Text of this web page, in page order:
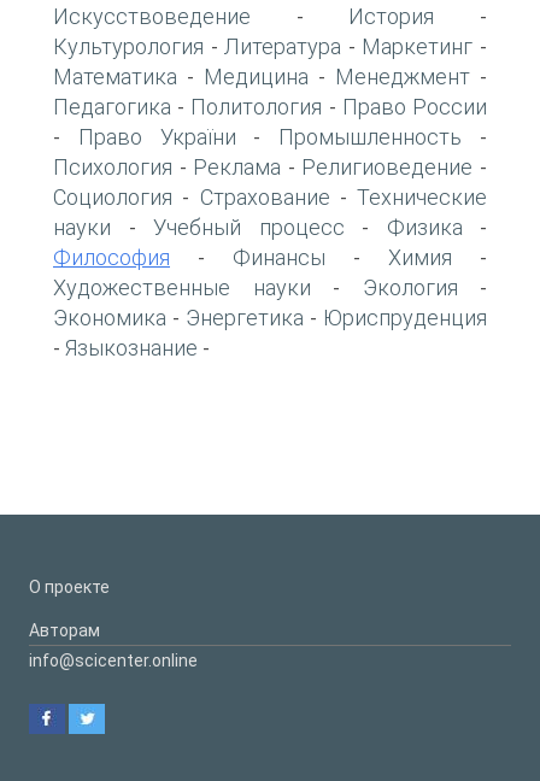
Искусствоведение - История -
Культурология - Литература - Маркетинг -
Математика - Медицина - Менеджмент -
Педагогика - Политология - Право России
- Право України - Промышленность -
Психология - Реклама - Религиоведение -
Социология - Страхование - Технические
науки - Учебный процесс - Физика -
Философия - Финансы - Химия -
Художественные науки - Экология -
Экономика - Энергетика - Юриспруденция
- Языкознание -
О проекте
Авторам
info@scicenter.online